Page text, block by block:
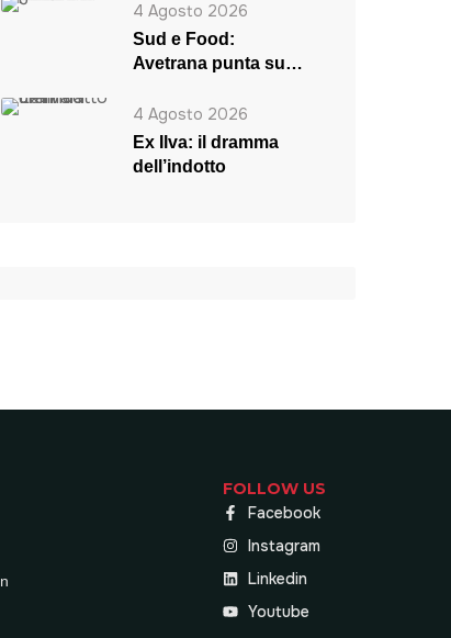
4 Agosto 2026
Sud e Food:
Avetrana punta su
4 Agosto 2026
Ex Ilva: il dramma
dell’indotto
FOLLOW US
Facebook
Instagram
Linkedin
Youtube